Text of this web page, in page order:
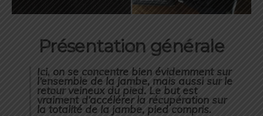
Présentation générale
Ici, on se concentre bien évidemment sur
l’ensemble de la jambe, mais aussi sur le
retour veineux du pied. Le but est
vraiment d’accélérer la récupération sur
la totalité de la jambe, pied compris.